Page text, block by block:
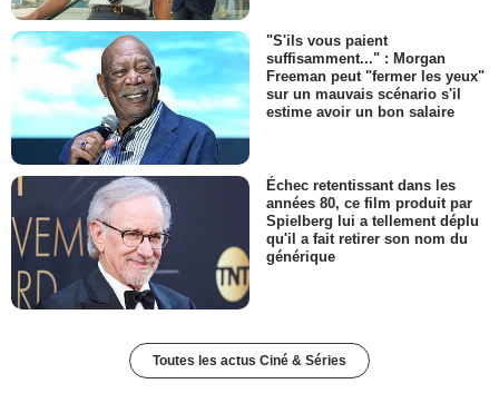
"S'ils vous paient
suffisamment..." : Morgan
Freeman peut "fermer les yeux"
sur un mauvais scénario s'il
estime avoir un bon salaire
Échec retentissant dans les
années 80, ce film produit par
Spielberg lui a tellement déplu
qu'il a fait retirer son nom du
générique
Toutes les actus Ciné & Séries